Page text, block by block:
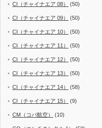
CI（チャイナエア 08） (50)
CI（チャイナエア 09） (50)
CI（チャイナエア 10） (50)
CI（チャイナエア 11） (50)
CI（チャイナエア 12） (50)
CI（チャイナエア 13） (50)
CI（チャイナエア 14） (58)
CI（チャイナエア 15） (9)
CM（コパ航空） (10)